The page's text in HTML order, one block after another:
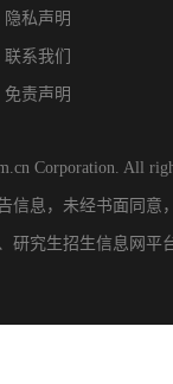
隐私声明
联系我们
免责声明
Corporation. All
信息，未经书面同意
研究生招生信息网 平